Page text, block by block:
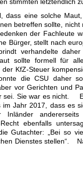
dass eine solche
betreffen sollte,
der Fachleute
Bürger, stellt nach
verhandelte
sollte formell für
KfZ-Steuer
die CSU daher
vor Gerichten und
sei. Sie war es nicht.
Jahr 2017, dass es
ebenfalls
Gutachter: „Bei so
Dienstes stellen“.